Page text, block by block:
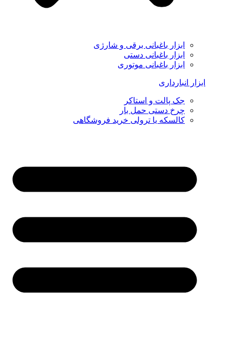
ابزار باغبانی برقی و شارژی
ابزار باغبانی دستی
ابزار باغبانی موتوری
ابزار انبارداری
جک پالت و استاکر
چرخ دستی حمل بار
کالسکه یا ترولی خرید فروشگاهی